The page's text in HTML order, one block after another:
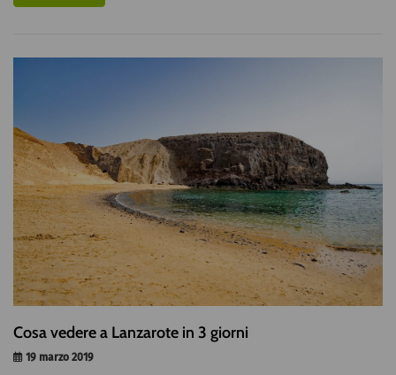
Cosa vedere a Lanzarote in 3 giorni
19 marzo 2019